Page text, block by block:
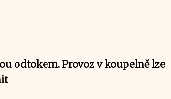
odtokem. Provoz v koupelně lze